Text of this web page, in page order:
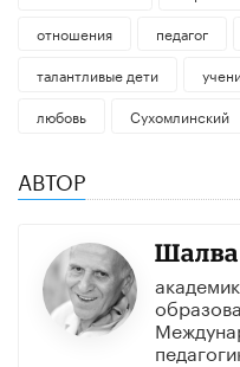
отношения
педагог
талантливые дети
любовь
Сухомлинский
АВТОР